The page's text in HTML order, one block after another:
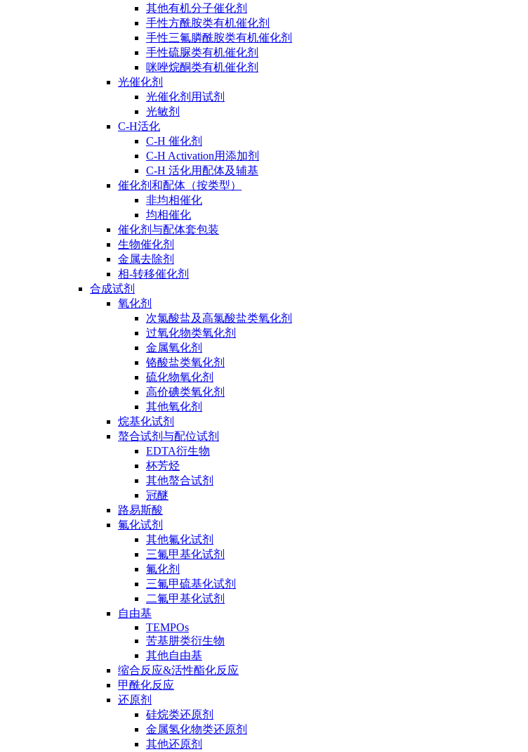
其他有机分子催化剂
手性方酰胺类有机催化剂
手性三氟膦酰胺类有机催化剂
手性硫脲类有机催化剂
咪唑烷酮类有机催化剂
光催化剂
光催化剂用试剂
光敏剂
C-H活化
C-H 催化剂
C-H Activation用添加剂
C-H 活化用配体及辅基
催化剂和配体（按类型）
非均相催化
均相催化
催化剂与配体套包装
生物催化剂
金属去除剂
相-转移催化剂
合成试剂
氧化剂
次氯酸盐及高氯酸盐类氧化剂
过氧化物类氧化剂
金属氧化剂
铬酸盐类氧化剂
硫化物氧化剂
高价碘类氧化剂
其他氧化剂
烷基化试剂
螯合试剂与配位试剂
EDTA衍生物
杯芳烃
其他螯合试剂
冠醚
路易斯酸
氟化试剂
其他氟化试剂
三氟甲基化试剂
氟化剂
三氟甲硫基化试剂
二氟甲基化试剂
自由基
TEMPOs
苦基肼类衍生物
其他自由基
缩合反应&活性酯化反应
甲酰化反应
还原剂
硅烷类还原剂
金属氢化物类还原剂
其他还原剂